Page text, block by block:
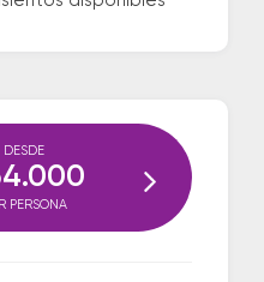
DESDE
PERSONA